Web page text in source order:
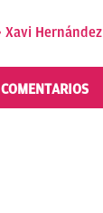
Xavi Hernández
COMENTARIOS